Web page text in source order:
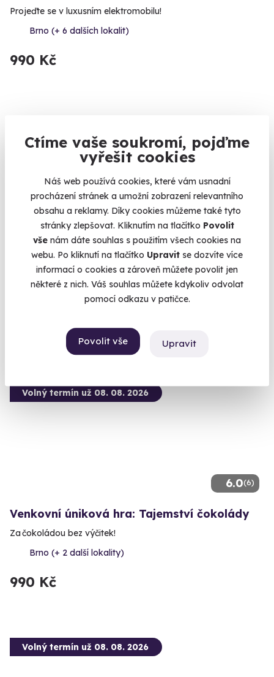
Ctíme vaše soukromí, pojďme
vyřešit cookies
Náš web používá cookies, které vám usnadní
procházení stránek a umožní zobrazení relevantního
obsahu a reklamy. Díky cookies můžeme také tyto
stránky zlepšovat. Kliknutím na tlačítko Povolit
vše nám dáte souhlas s použitím všech cookies na
webu. Po kliknutí na tlačítko Upravit se dozvíte více
informací o cookies a zároveň můžete povolit jen
některé z nich. Váš souhlas můžete kdykoliv odvolat
pomocí odkazu v patičce.
Povolit vše Upravit
Projeďte se v luxusním elektromobilu!
Brno (+ 6 dalších lokalit)
990 Kč
7.8
Venkovní úniková hra: Skandinávská
kriminálka
Zhostěte se úlohy detektiva a vyšetřete komplikovaný případ.
Brno (+ 13 dalších lokalit)
6.0(6)
Volný termín už 08. 08. 2026
Venkovní úniková hra: Tajemství čokolády
Za čokoládou bez výčitek!
Brno (+ 2 další lokality)
990 Kč
Volný termín už 08. 08. 2026